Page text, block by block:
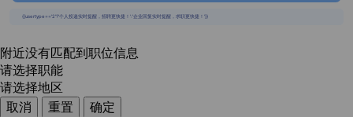
{{usertype=='2'?'个人投递实时提醒，招聘更快捷！':'企业回复实时提醒，求职更快捷！'}}
附近没有匹配到职位信息
请选择职能
请选择地区
取消
重置
确定